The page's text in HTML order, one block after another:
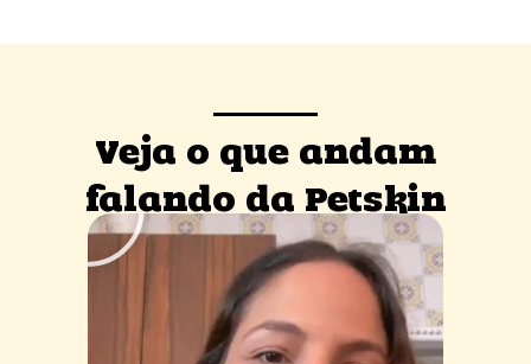
Veja o que andam
falando da Petskin